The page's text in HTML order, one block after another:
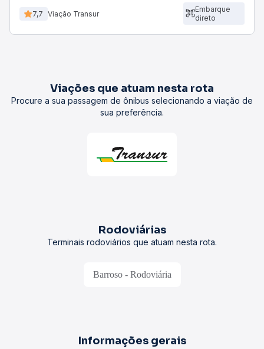
7,7 Viação Transur
Embarque
direto
Viações que atuam nesta rota
Procure a sua passagem de ônibus selecionando a viação de
sua preferência.
Rodoviárias
Terminais rodoviários que atuam nesta rota.
Barroso - Rodoviária
Informações gerais